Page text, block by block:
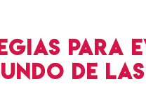
para
de